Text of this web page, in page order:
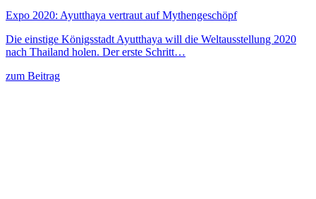
Expo 2020: Ayutthaya vertraut auf Mythengeschöpf
Die einstige Königsstadt Ayutthaya will die Weltausstellung 2020
nach Thailand holen. Der erste Schritt…
zum Beitrag